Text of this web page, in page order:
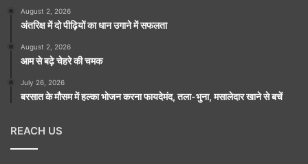
August 2, 2026
अंतरिक्ष में दो पीढ़ियों का धान उगाने में सफलता
August 2, 2026
आम से बढ़े चेहरे की चमक
July 26, 2026
बरसात के मौसम में हल्का भोजन करना फायदेमंद, तला-भुना, मसालेदार खाने से बचें
REACH US